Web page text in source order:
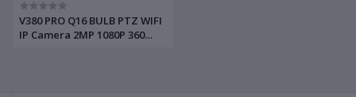
V380 PRO Q16 BULB PTZ WIFI
IP Camera 2MP 1080P 360